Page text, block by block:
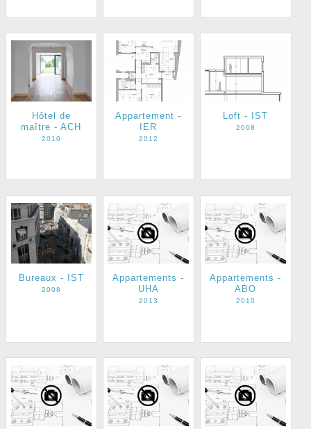
Hôtel de
maître - ACH
2010
Appartement -
IER
2012
Loft - IST
2008
Bureaux - IST
2008
Appartements -
UHA
2013
Appartements -
ABO
2010